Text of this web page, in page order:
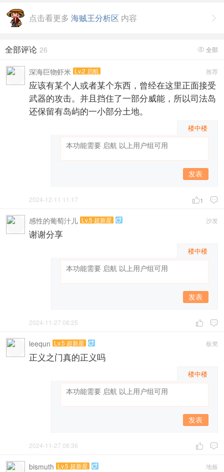

点击看更多 海贼王分析区 内容
 全部
全部评论 26
推荐
深海巨物虾米 Lv.2 启航
应该有某个人或者某个东西，曾经在这里正面接受
武器的攻击。并且挡住了一部分威能，所以司法岛
还保留有岛屿的一小部分土地。
楼中楼
发表
1 
2024-12-11 11:17
沙发
感性的葡萄汁儿 Lv.5 超新星 
谢谢分享
楼中楼
发表
 
2024-11-27 08:25
板凳
leequn Lv.5 超新星 
正义之门真的正义吗
楼中楼
发表
 
2024-11-27 08:36
地板
bismuth Lv.5 超新星 